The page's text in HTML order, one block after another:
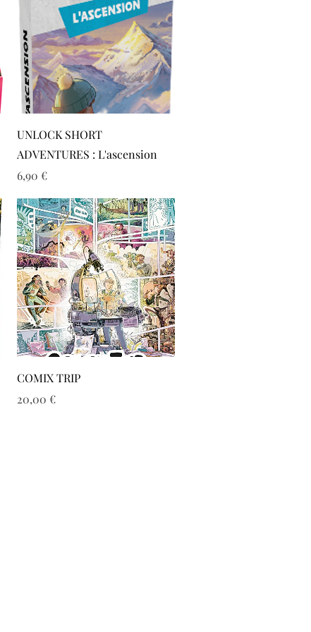
Aperçu rapide
UNLOCK SHORT
ADVENTURES : L'ascension
Prix
6,90 €
Aperçu rapide
COMIX TRIP
Prix
20,00 €